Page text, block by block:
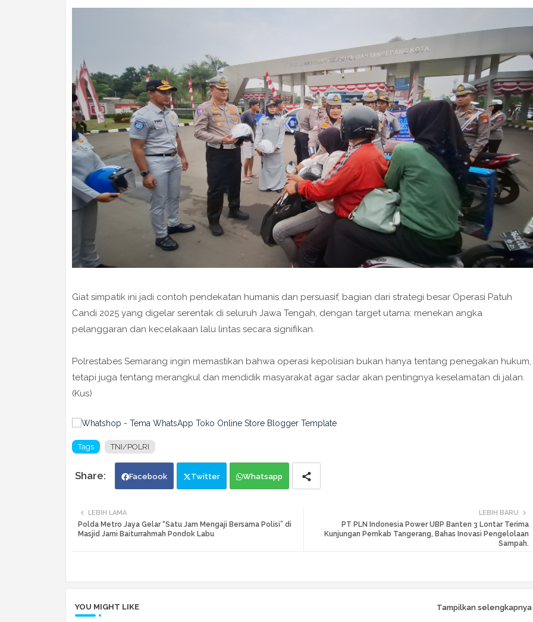
Giat simpatik ini jadi contoh pendekatan humanis dan persuasif, bagian dari strategi besar Operasi Patuh
Candi 2025 yang digelar serentak di seluruh Jawa Tengah, dengan target utama: menekan angka
pelanggaran dan kecelakaan lalu lintas secara signifikan.
Polrestabes Semarang ingin memastikan bahwa operasi kepolisian bukan hanya tentang penegakan hukum,
tetapi juga tentang merangkul dan mendidik masyarakat agar sadar akan pentingnya keselamatan di jalan.
(Kus)
Tags TNI/POLRI
Facebook Twitter Whatsapp
LEBIH BARU
PT PLN Indonesia Power UBP Banten 3 Lontar Terima
Kunjungan Pemkab Tangerang, Bahas Inovasi Pengelolaan
Sampah.
LEBIH LAMA
Polda Metro Jaya Gelar “Satu Jam Mengaji Bersama Polisi” di
Masjid Jami Baiturrahmah Pondok Labu
YOU MIGHT LIKE Tampilkan selengkapnya